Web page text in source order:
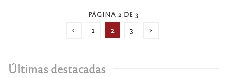
PÁGINA 2 DE 3
1 2 3
Últimas destacadas